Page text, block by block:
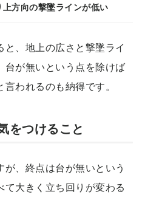
方向の撃墜ラインが低い
、地上の広さと撃墜ライ
台が無いという点を除けば
われるのも納得です。
をつけること
、終点は台が無いという
て大きく立ち回りが変わる